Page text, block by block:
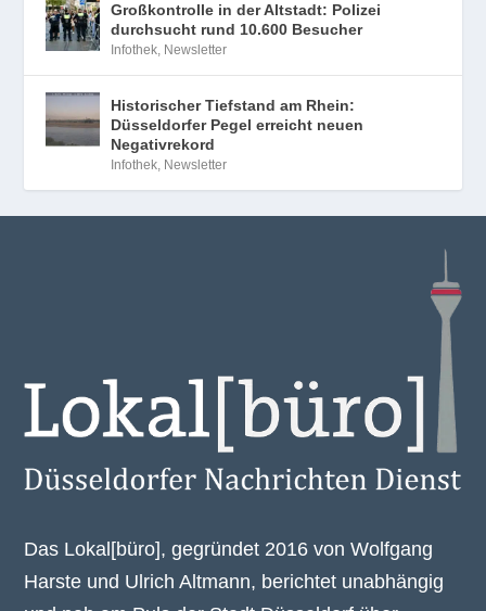
Großkontrolle in der Altstadt: Polizei
durchsucht rund 10.600 Besucher
Infothek, Newsletter
Historischer Tiefstand am Rhein:
Düsseldorfer Pegel erreicht neuen
Negativrekord
Infothek, Newsletter
Das Lokal[büro], gegründet 2016 von Wolfgang
Harste und Ulrich Altmann, berichtet unabhängig